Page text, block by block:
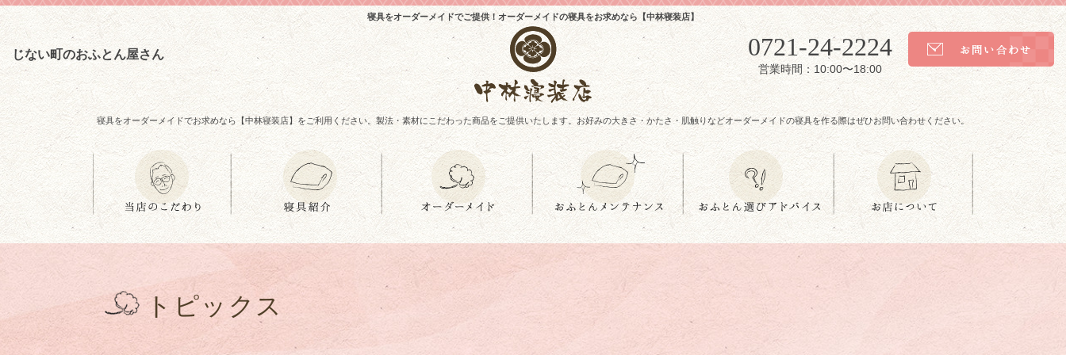
寝具をオーダーメイドでご提供！オーダーメイドの寝具をお求めなら【中林寝装店】
じない町のおふとん屋さん 0721-24-2224
営業時間：10:00〜18:00
寝具をオーダーメイドでお求めなら【中林寝装店】をご利用ください。製法・素材にこだわった商品をご提供いたします。お好みの大きさ・かたさ・肌触りなどオーダーメイドの寝具を作る際はぜひお問い合わせください。
トピックス